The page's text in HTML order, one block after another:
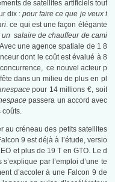
de satellites artificiels tout
dix :pour faire ce que je veux f
. ce qui est une façon élégante
salaire de chauffeur de cami
une agence spatiale de 1 8
dont le coût est évalué à 8
ce nouvel acteur p
dans un milieu de plus en pl
pour 14 millions €, soit
passera un accord avec
coûts.
au créneau des petits satellites
9 est déjà à l’étude, versio
et plus de 19 T en GTO. Le d
par l’emploi d’une te
d’accoler à une Falcon 9 de